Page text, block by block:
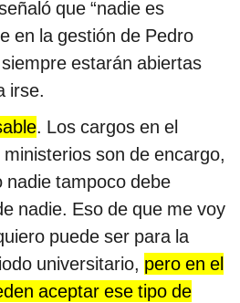
que “nadie es
en la gestión de Pedro
estarán abiertas
irse.
. Los cargos en el
son de encargo,
nadie tampoco debe
nadie. Eso de que me voy
puede ser para la
universitario, pero en el
aceptar ese tipo de